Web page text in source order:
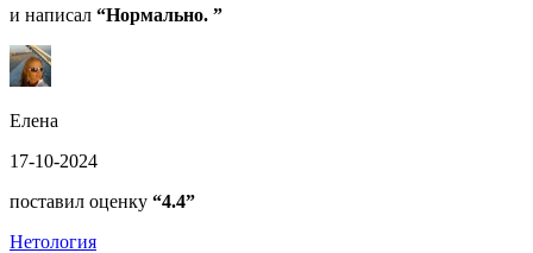
и написал “Нормально. ”
Елена
17-10-2024
поставил оценку “4.4”
Нетология